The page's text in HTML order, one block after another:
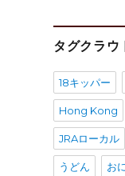
カ
イ
タグクラウ
18キッパー
Hong Kong
JRAローカル
うどん お